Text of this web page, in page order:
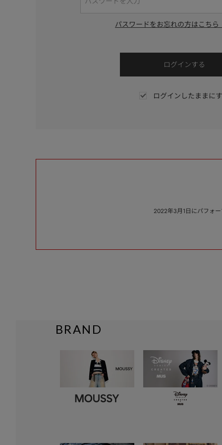
パスワードをお忘れの方はこちら
ログインしたままに
2022年3月1日にパフォ
BRAND